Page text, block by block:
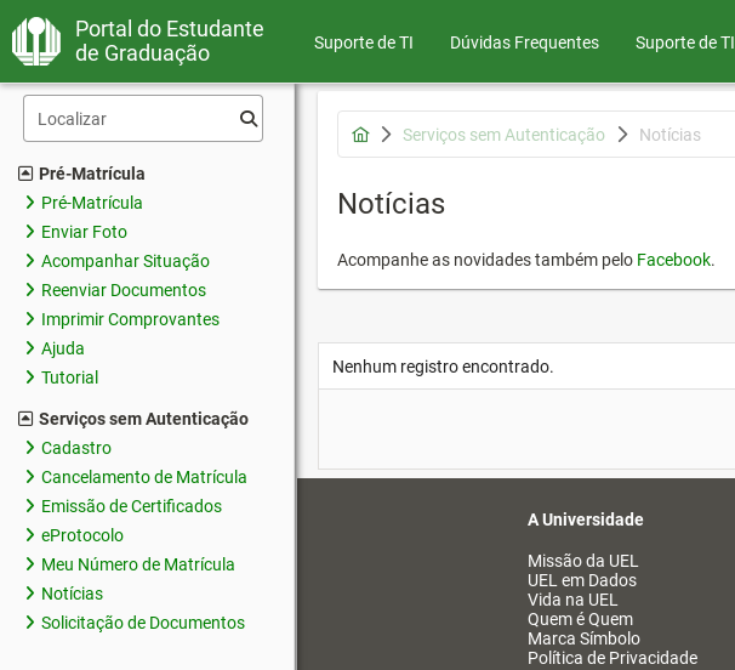
Portal do Estudante
de Graduação
Suporte de TI Dúvidas Frequentes Suporte de TI
Pré-Matrícula
Pré-Matrícula
Enviar Foto
Acompanhar Situação
Reenviar Documentos
Imprimir Comprovantes
Ajuda
Tutorial
Serviços sem Autenticação
Cadastro
Cancelamento de Matrícula
Emissão de Certificados
eProtocolo
Meu Número de Matrícula
Notícias
Solicitação de Documentos
Serviços sem Autenticação Notícias
Notícias
Acompanhe as novidades também pelo Facebook.
Nenhum registro encontrado.
A Universidade
Missão da UEL
UEL em Dados
Vida na UEL
Quem é Quem
Marca Símbolo
Política de Privacidade